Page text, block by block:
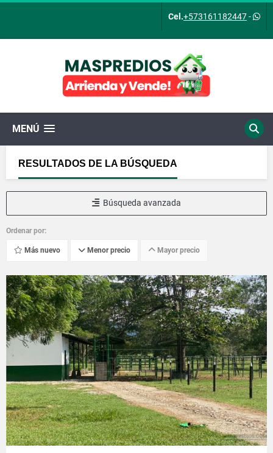
Cel.+573161182447-
MENÚ
RESULTADOS DE LA BÚSQUEDA
Búsqueda avanzada
Ordenar por:
Más nuevo Menor precio Mayor precio
VER DETALLES